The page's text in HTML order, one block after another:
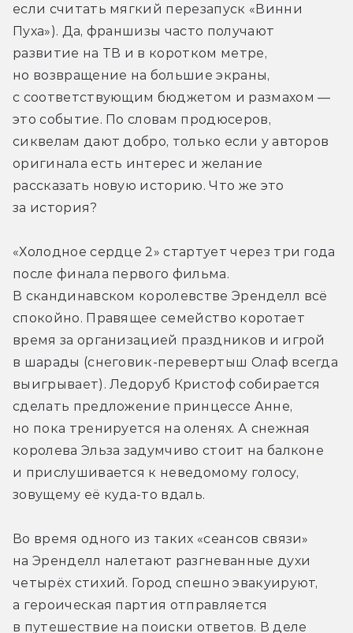
если считать мягкий перезапуск «Винни
Пуха»). Да, франшизы часто получают
развитие на ТВ и в коротком метре,
но возвращение на большие экраны,
с соответствующим бюджетом и размахом —
это событие. По словам продюсеров,
сиквелам дают добро, только если у авторов
оригинала есть интерес и желание
рассказать новую историю. Что же это
за история?
«Холодное сердце 2» стартует через три года
после финала первого фильма.
В скандинавском королевстве Эренделл всё
спокойно. Правящее семейство коротает
время за организацией праздников и игрой
в шарады (снеговик-перевертыш Олаф всегда
выигрывает). Ледоруб Кристоф собирается
сделать предложение принцессе Анне,
но пока тренируется на оленях. А снежная
королева Эльза задумчиво стоит на балконе
и прислушивается к неведомому голосу,
зовущему её куда-то вдаль.
Во время одного из таких «сеансов связи»
на Эренделл налетают разгневанные духи
четырёх стихий. Город спешно эвакуируют,
а героическая партия отправляется
в путешествие на поиски ответов. В деле